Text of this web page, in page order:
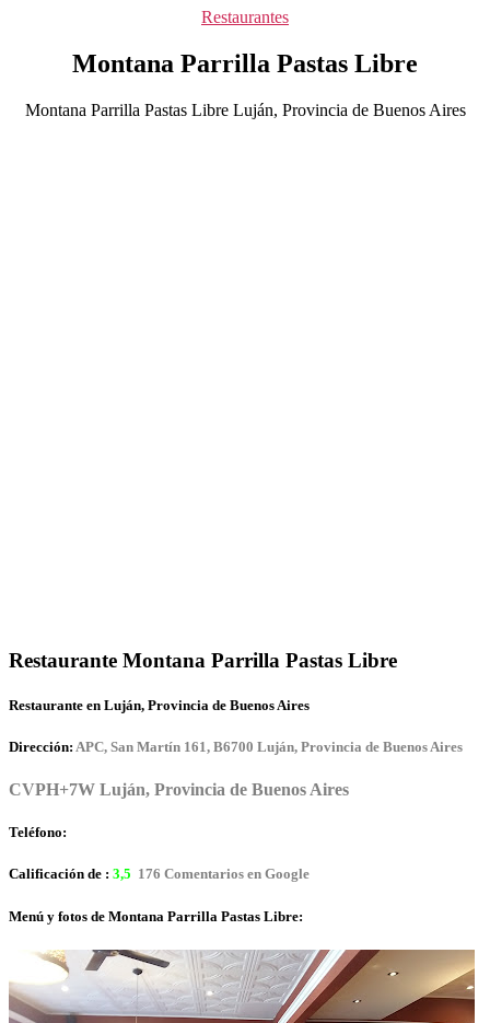
Categorías
Restaurantes
Montana Parrilla Pastas Libre
Montana Parrilla Pastas Libre Luján, Provincia de Buenos Aires
Restaurante Montana Parrilla Pastas Libre
Restaurante en Luján, Provincia de Buenos Aires
Dirección: APC, San Martín 161, B6700 Luján, Provincia de Buenos Aires
CVPH+7W Luján, Provincia de Buenos Aires
Teléfono:
Calificación de : 3,5 176 Comentarios en Google
Menú y fotos de Montana Parrilla Pastas Libre: